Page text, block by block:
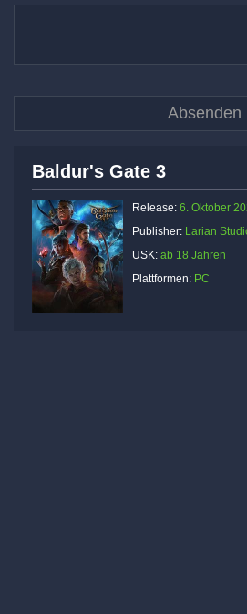
Baldur's Gate 3
Release: 6. Oktober
Publisher: Larian
USK: ab 18 Jahren
Plattformen: PC